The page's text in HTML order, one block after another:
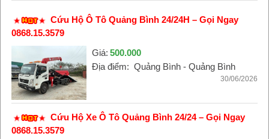
Cứu Hộ Ô Tô Quảng Bình 24/24H – Gọi Ngay
0868.15.3579
Giá: 500.000
Địa điểm: Quảng Bình - Quảng Bình
30/06/2026
Cứu Hộ Xe Ô Tô Quảng Bình 24/24 – Gọi Ngay
0868.15.3579